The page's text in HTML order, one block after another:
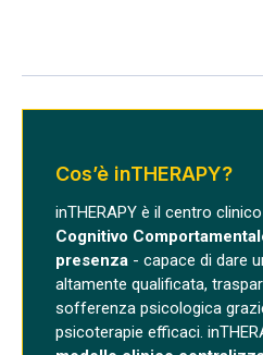
Cos’è inTHERAPY?
inTHERAPY è il centro
Cognitivo
presenza - capace di dare
altamente qualificata,
sofferenza psicologica
psicoterapie efficaci.